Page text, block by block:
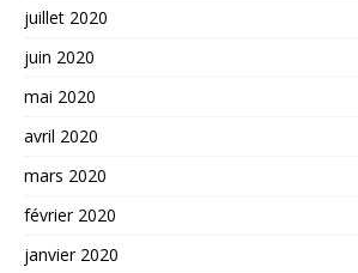
juillet 2020
juin 2020
mai 2020
avril 2020
mars 2020
février 2020
janvier 2020